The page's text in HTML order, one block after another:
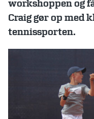
workshoppen og
Craig gør op med
tennissporten.